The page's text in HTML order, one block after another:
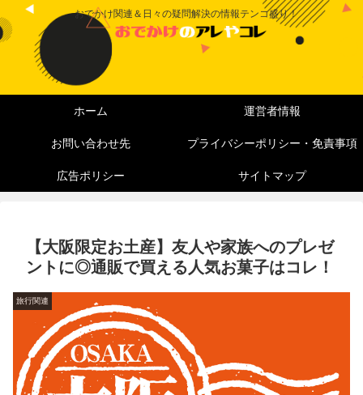
おでかけ関連＆日々の疑問解決の情報テンコ盛り！
ホーム 運営者情報
お問い合わせ先 プライバシーポリシー・免責事項
広告ポリシー サイトマップ
【大阪限定お土産】友人や家族へのプレゼ
ントに◎通販で買える人気お菓子はコレ！
旅行関連